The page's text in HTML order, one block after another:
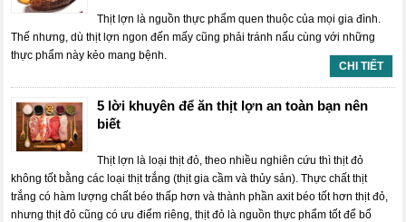
Thịt lợn là nguồn thực phẩm quen thuộc của mọi gia đình.
Thế nhưng, dù thịt lợn ngon đến mấy cũng phải tránh nấu cùng với những
thực phẩm này kẻo mang bệnh.
CHI TIẾT
5 lời khuyên để ăn thịt lợn an toàn bạn nên
biết
Thịt lợn là loại thịt đỏ, theo nhiều nghiên cứu thì thịt đỏ
không tốt bằng các loại thịt trắng (thịt gia cầm và thủy sản). Thực chất thịt
trắng có hàm lượng chất béo thấp hơn và thành phần axit béo tốt hơn thịt đỏ,
nhưng thịt đỏ cũng có ưu điểm riêng, thịt đỏ là nguồn thực phẩm tốt để bổ